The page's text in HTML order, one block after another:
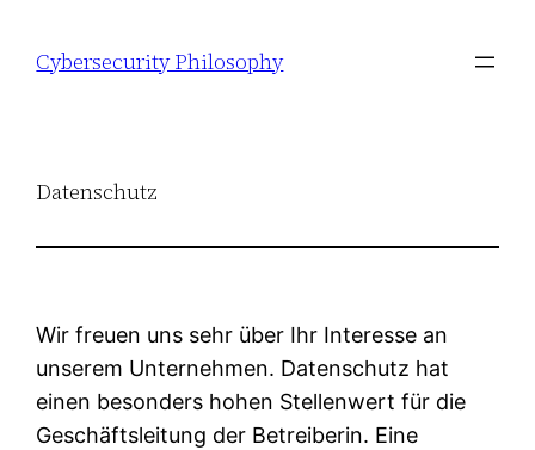
Inhalt
Cybersecurity Philosophy
Datenschutz
Wir freuen uns sehr über Ihr Interesse an
unserem Unternehmen. Datenschutz hat
einen besonders hohen Stellenwert für die
Geschäftsleitung der Betreiberin. Eine